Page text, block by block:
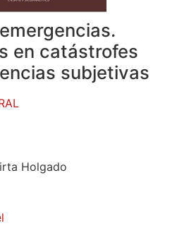
en catástrofes
subjetivas
Holgado